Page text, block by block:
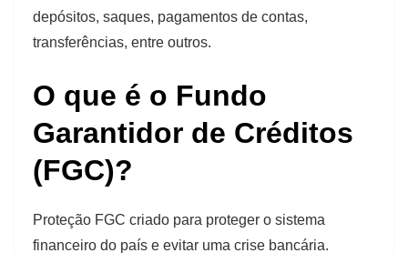
depósitos, saques, pagamentos de contas,
transferências, entre outros.
O que é o Fundo
Garantidor de Créditos
(FGC)?
Proteção FGC criado para proteger o sistema
financeiro do país e evitar uma crise bancária.